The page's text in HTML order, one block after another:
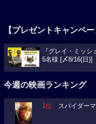
【プレゼントキャンペー
『グレイ・ミッ
5名様 [〆8/16(日)]
今週の映画ランキング
1位 スパイダーマ